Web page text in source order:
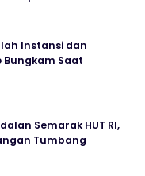
Instansi dan
Bungkam Saat
Semarak HUT RI,
Tumbang